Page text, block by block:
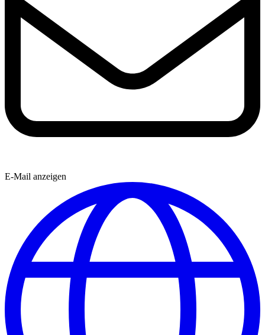
E-Mail anzeigen